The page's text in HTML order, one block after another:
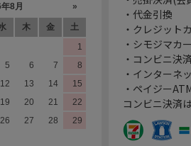
・代金引換
・クレジット
・シモジマカ
・コンビニ決
・インターネ
・ペイジー
コンビニ決済